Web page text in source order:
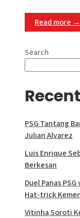
Read more →
Search
PSG Tantang
Julian Alvarez
Luis Enrique
Berkesan
Duel Panas
Hat-trick
Vitinha Soroti